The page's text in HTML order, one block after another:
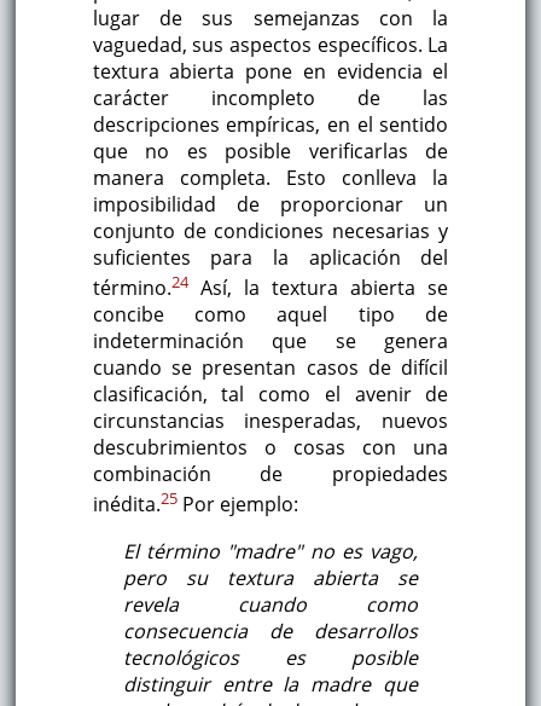
lugar de sus semejanzas con la
vaguedad, sus aspectos específicos. La
textura abierta pone en evidencia el
carácter incompleto de las
descripciones empíricas, en el sentido
que no es posible verificarlas de
manera completa. Esto conlleva la
imposibilidad de proporcionar un
conjunto de condiciones necesarias y
suficientes para la aplicación del
término.24Así, la textura abierta se
concibe como aquel tipo de
indeterminación que se genera
cuando se presentan casos de difícil
clasificación, tal como el avenir de
circunstancias inesperadas, nuevos
descubrimientos o cosas con una
combinación de propiedades
inédita.25Por ejemplo:
El término "madre" no es vago,
pero su textura abierta se
revela cuando como
consecuencia de desarrollos
tecnológicos es posible
distinguir entre la madre que